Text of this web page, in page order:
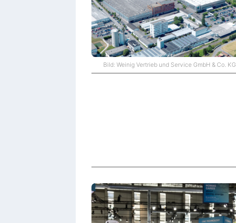
Bild: Weinig Vertrieb und Service GmbH & Co. KG